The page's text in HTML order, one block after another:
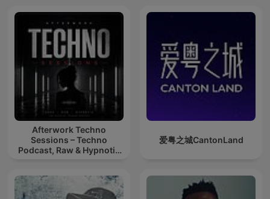
Afterwork Techno
Sessions – Techno
Podcast, Raw & Hypnotic
爱粤之城CantonLand